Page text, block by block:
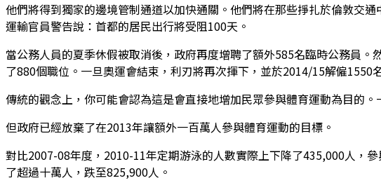
他們將得到獨家的邊境管制通道以加快通關。他們將在那些掙扎於倫敦交
運輸官員警告說：首都的居民出行將受阻100天。
當公務人員的夏季休假被取消後，政府再度增聘了額外585名臨時公務員
了880個職位。一旦奧運會結束，利刃將再次揮下，並於2014/15解僱1550
傳統的觀念上，你可能會認為這是會直接地增加民眾參與體育運動為目的
但政府已經放棄了在2013年讓額外一百萬人參與體育運動的目標。
對比2007-08年度，2010-11年定期游泳的人數實際上下降了435,000人，
了超過十萬人，跌至825,900人。